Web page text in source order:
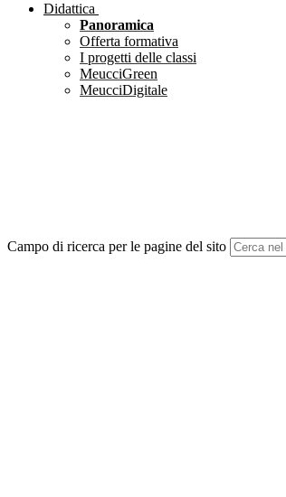
Didattica
Panoramica
Offerta formativa
I progetti delle classi
MeucciGreen
MeucciDigitale
Campo di ricerca per le pagine del sito